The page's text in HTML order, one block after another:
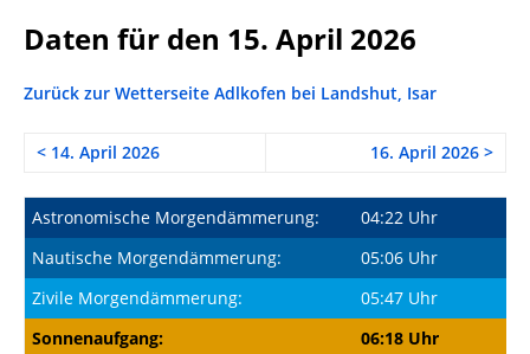
Daten für den 15. April 2026
Zurück zur Wetterseite Adlkofen bei Landshut, Isar
< 14. April 2026 16. April 2026 >
Astronomische Morgendämmerung:
04:22 Uhr
Nautische Morgendämmerung:
05:06 Uhr
Zivile Morgendämmerung:
05:47 Uhr
Sonnenaufgang:
06:18 Uhr